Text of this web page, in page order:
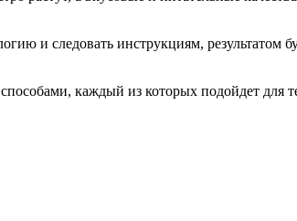
и следовать инструкциям, результатом
каждый из которых подойдет